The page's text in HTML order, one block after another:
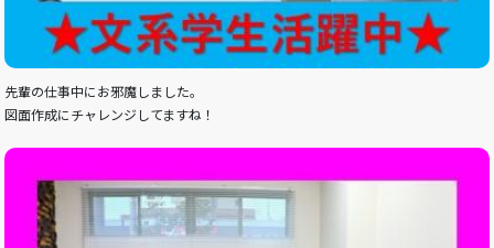
先輩の仕事中にお邪魔しました。
図面作成にチャレンジしてますね！